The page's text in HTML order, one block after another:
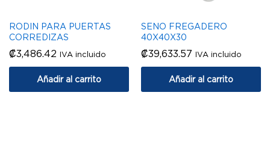
RODIN PARA PUERTAS
CORREDIZAS
₡3,486.42 IVA incluido
Añadir al carrito
SENO FREGADERO
40X40X30
₡39,633.57 IVA incluido
Añadir al carrito